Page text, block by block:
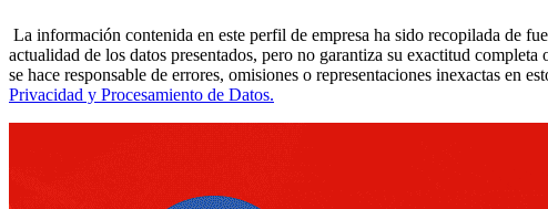
La información contenida en este perfil de empresa ha sido recopilada de
actualidad de los datos presentados, pero no garantiza su exactitud
se hace responsable de errores, omisiones o representaciones inexactas en
Privacidad y Procesamiento de Datos.